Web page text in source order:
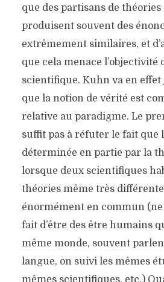
que des partisans de
produisent souvent des
extrêmement similaires, et
que cela menace l’objectivité
scientifique. Kuhn va en effet
que la notion de vérité est
relative au paradigme. Le
suffit pas à réfuter le fait que
déterminée en partie par la
lorsque deux scientifiques
théories même très
énormément en commun
fait d’être des être humains
même monde, souvent
langue, on suivi les mêmes
mêmes scientifiques, etc.)